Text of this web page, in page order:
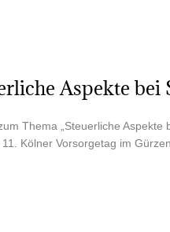
Aspek­te
The­ma „Steu­er­li­che Aspek­te
Köl­ner Vor­sor­ge­tag im